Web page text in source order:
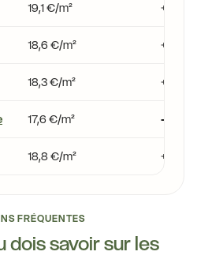
19,1 €/m² +4,6 %
18,6 €/m² +1,5 %
18,3 €/m² +0,1 %
17,6 €/m² -3,7 %
18,8 €/m² +3,0 %
FRÉQUENTES
dois savoir sur les